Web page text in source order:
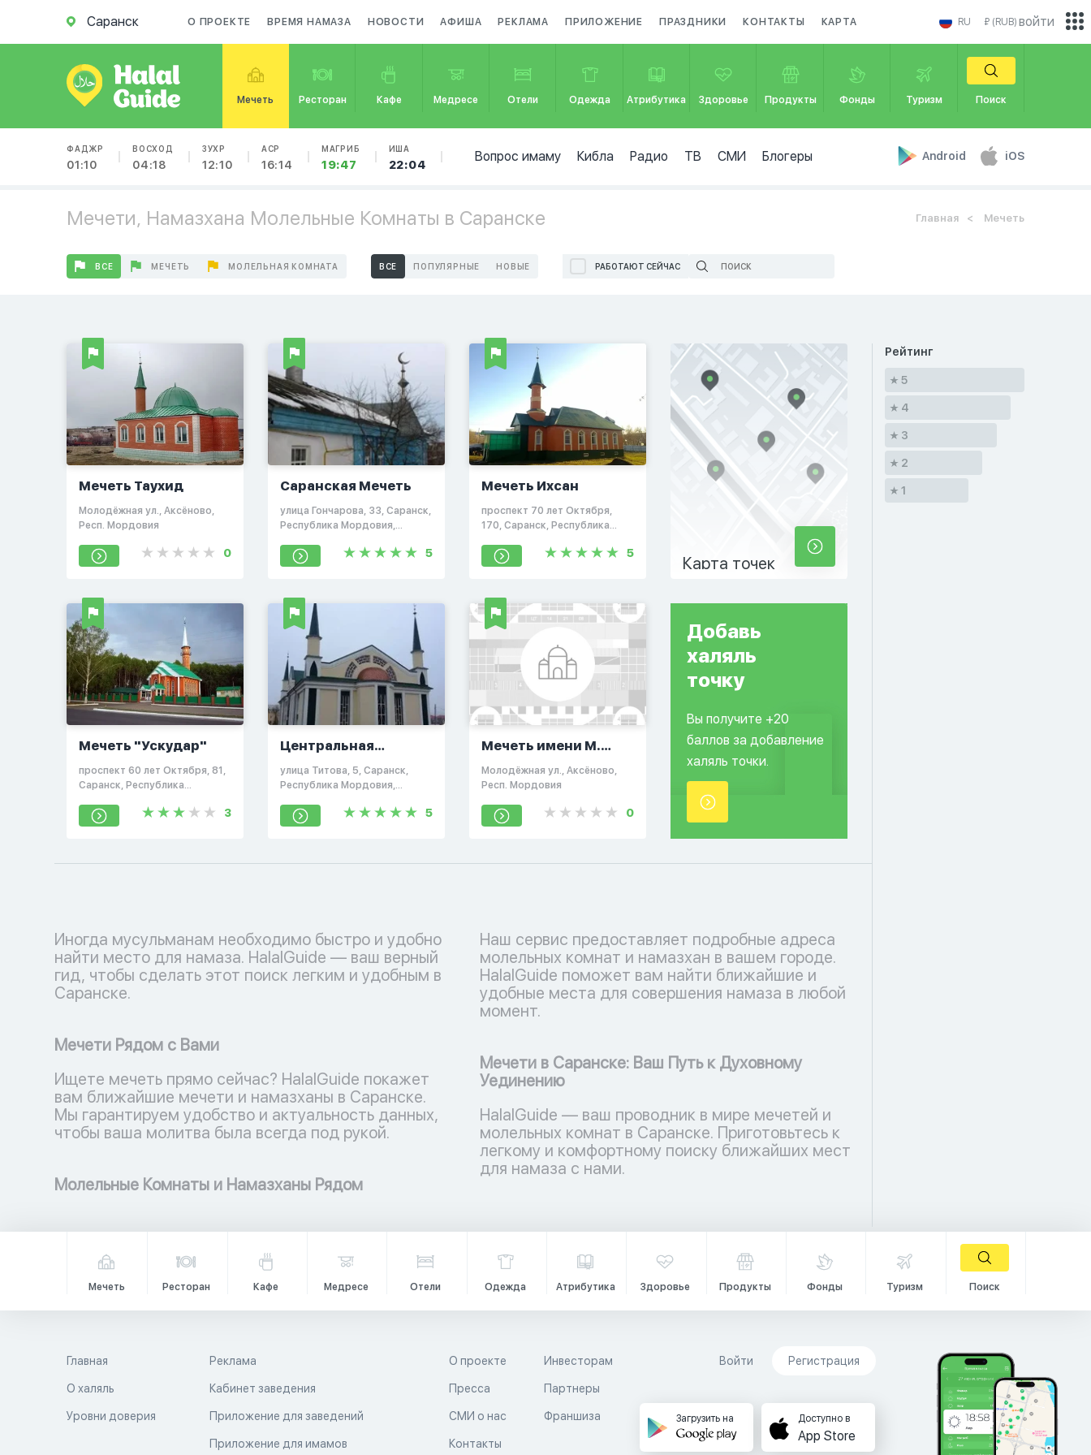
Саранск О ПРОЕКТЕ ВРЕМЯ НАМАЗА НОВОСТИ АФИША РЕКЛАМА ПРИЛОЖЕНИЕ ПРАЗДНИКИ КОНТАКТЫ КАРТА RU ₽ (RUB)
Мечеть Ресторан Кафе Медресе Отели Одежда Атрибутика Здоровье Продукты Фонды Туризм Поиск
ФАДЖР
01:10
ВОСХОД
04:18
ЗУХР
12:10
АСР
16:14
МАГРИБ
19:47
ИША
22:04
Вопрос имаму Кибла Радио ТВ СМИ Блогеры Android iOS
войти
Мечети, Намазхана Молельные Комнаты в Саранске Главная Мечеть
ВСЕ МЕЧЕТЬ МОЛЕЛЬНАЯ КОМНАТА ВСЕ ПОПУЛЯРНЫЕ НОВЫЕ РАБОТАЮТ СЕЙЧАС
Мечеть Таухид
Молодёжная ул., Аксёново,
Респ. Мордовия
0
Саранская Мечеть
улица Гончарова, 33, Саранск,
Республика Мордовия,
5
Мечеть Ихсан
проспект 70 лет Октября,
170, Саранск, Республика
5
Карта точек
Мечеть "Ускудар"
проспект 60 лет Октября, 81,
Саранск, Республика
3
Центральная
Соборная мечеть
Саранска
улица Титова, 5, Саранск,
Республика Мордовия,
5
Мечеть имени М.
Шаймиева
Молодёжная ул., Аксёново,
Респ. Мордовия
0
Добавь
халяль
точку
Вы получите +20
баллов за добавление
халяль точки.
Иногда мусульманам необходимо быстро и удобно
найти место для намаза. HalalGuide — ваш верный
гид, чтобы сделать этот поиск легким и удобным в
Саранске.
Мечети Рядом с Вами
Ищете мечеть прямо сейчас? HalalGuide покажет
вам ближайшие мечети и намазханы в Саранске.
Мы гарантируем удобство и актуальность данных,
чтобы ваша молитва была всегда под рукой.
Молельные Комнаты и Намазханы Рядом
Наш сервис предоставляет подробные адреса
молельных комнат и намазхан в вашем городе.
HalalGuide поможет вам найти ближайшие и
удобные места для совершения намаза в любой
момент.
Мечети в Саранске: Ваш Путь к Духовному
Уединению
HalalGuide — ваш проводник в мире мечетей и
молельных комнат в Саранске. Приготовьтесь к
легкому и комфортному поиску ближайших мест
для намаза с нами.
Рейтинг
5
4
3
2
1
Мечеть Ресторан Кафе Медресе Отели Одежда Атрибутика Здоровье Продукты Фонды Туризм Поиск
Главная
О халяль
Уровни доверия
Реклама
Кабинет заведения
Приложение для заведений
Приложение для имамов
О проекте
Пресса
СМИ о нас
Контакты
Инвесторам
Партнеры
Франшиза
Войти Регистрация
Загрузить на Доступно в
App Store